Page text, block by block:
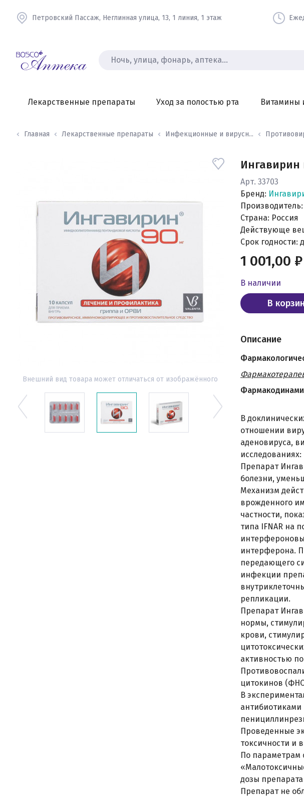
Петровский Пассаж, Неглинная улица, 13, 1 линия, 1 этаж
Лекарственные препараты Уход за полостью рта Витамины
Главная Лекарственные препараты Инфекционные и вирусн...
Внешний вид товара может отличаться от изображённого
Ингавирин
Арт. 33703
Бренд:
Страна: Россия
Действующе
Срок годности:
1 001,00 ₽
В наличии
В
Описание
В
отношении
аденовируса,
Препарат
болезни,
Механизм
врожденного
частности,
типа IFNAR на
интерферона.
передающего
инфекции
репликации.
Препарат
нормы,
крови,
активностью
цитокинов
В
Проведенные
токсичности и
По параметрам
дозы
Препарат не